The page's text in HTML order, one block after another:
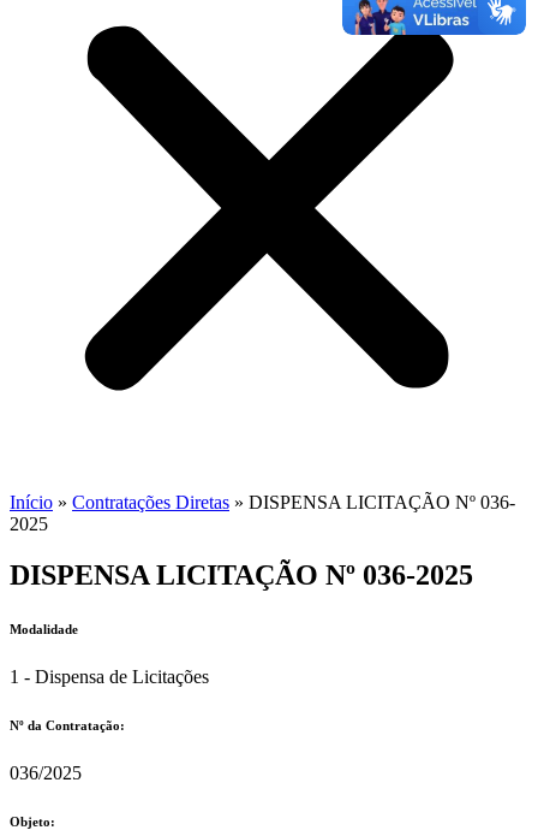
Início » Contratações Diretas » DISPENSA LICITAÇÃO Nº 036-
2025
DISPENSA LICITAÇÃO Nº 036-2025
Modalidade
1 - Dispensa de Licitações
Nº da Contratação:
036/2025
Objeto: